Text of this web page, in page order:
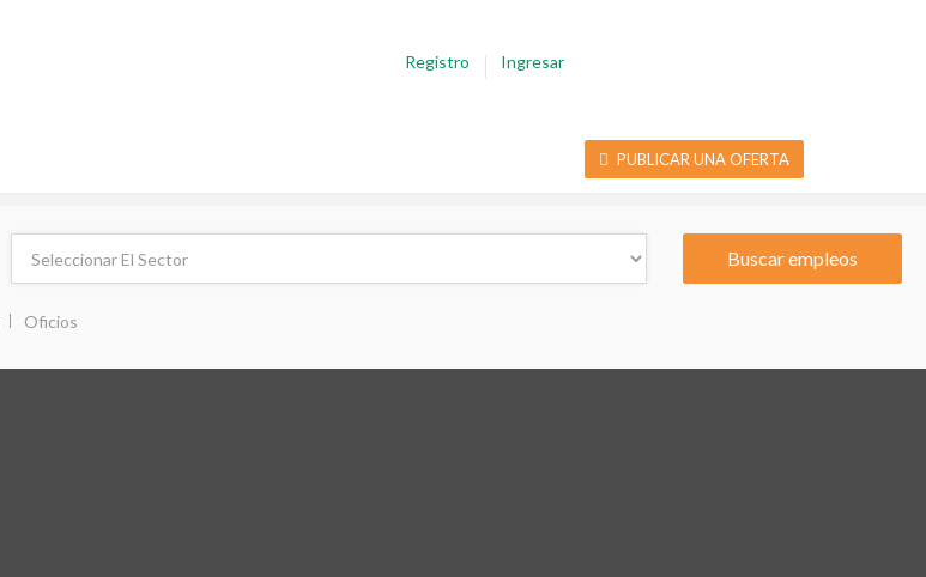
Registro Ingresar
PUBLICAR UNA OFERTA
Oficios